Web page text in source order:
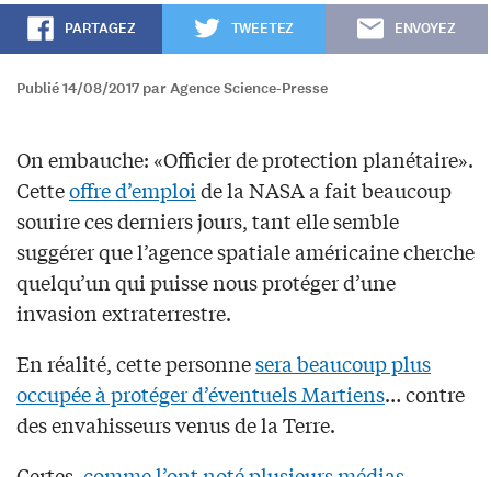
PARTAGEZ TWEETEZ ENVOYEZ
Publié 14/08/2017 par Agence Science-Presse
On embauche: «Officier de protection planétaire».
Cetteoffre d’emploide la NASA a fait beaucoup
sourire ces derniers jours, tant elle semble
suggérer que l’agence spatiale américaine cherche
quelqu’un qui puisse nous protéger d’une
invasion extraterrestre.
En réalité, cette personnesera beaucoup plus
occupée à protéger d’éventuels Martiens… contre
des envahisseurs venus de la Terre.